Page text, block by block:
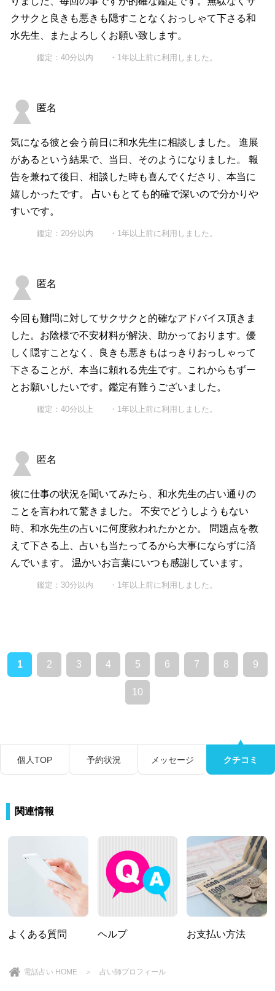
クサクと良きも悪きも隠すことなくおっしゃて下さる和
水先生、またよろしくお願い致します。
鑑定：40分以内 ・1年以上前に利用しました。
匿名
気になる彼と会う前日に和水先生に相談しました。 進展
があるという結果で、当日、そのようになりました。 報
告を兼ねて後日、相談した時も喜んでくださり、本当に
嬉しかったです。 占いもとても的確で深いので分かりや
すいです。
鑑定：20分以内 ・1年以上前に利用しました。
匿名
今回も難問に対してサクサクと的確なアドバイス頂きま
した。お陰様で不安材料が解決、助かっております。優
しく隠すことなく、良きも悪きもはっきりおっしゃって
下さることが、本当に頼れる先生です。これからもずー
とお願いしたいです。鑑定有難うございました。
鑑定：40分以上 ・1年以上前に利用しました。
匿名
彼に仕事の状況を聞いてみたら、和水先生の占い通りの
ことを言われて驚きました。 不安でどうしようもない
時、和水先生の占いに何度救われたかとか。 問題点を教
えて下さる上、占いも当たってるから大事にならずに済
んでいます。 温かいお言葉にいつも感謝しています。
鑑定：30分以内 ・1年以上前に利用しました。
1 2 3 4 5 6 7 8 9
10
個人TOP 予約状況 メッセージ クチコミ
関連情報
よくある質問 ヘルプ お支払い方法
電話占い HOME ＞ 占い師プロフィール